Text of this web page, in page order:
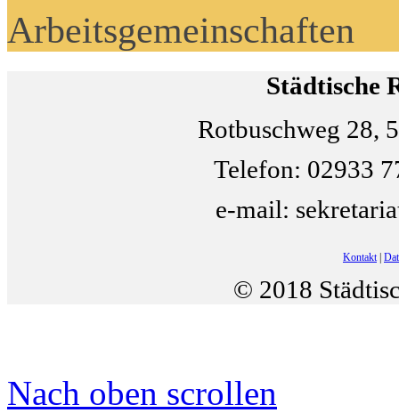
Arbeitsgemeinschaften
Städtische
Rotbuschweg 28,
Telefon: 02933
e-mail:
Kontakt|
© 2018
Nach oben scrollen